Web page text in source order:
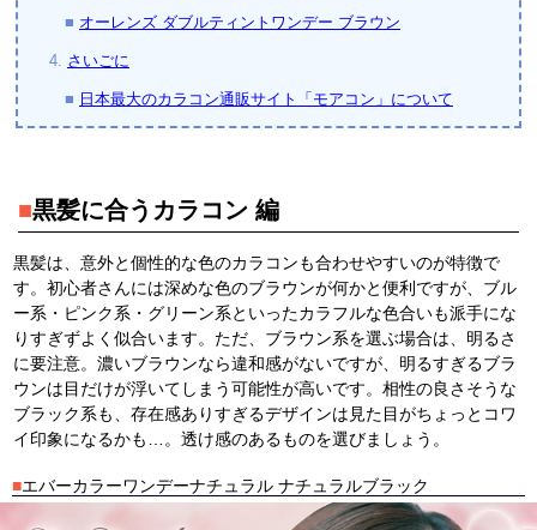
■ オーレンズ ダブルティントワンデー ブラウン
4. さいごに
■ 日本最大のカラコン通販サイト「モアコン」について
■黒髪に合うカラコン 編
黒髪は、意外と個性的な色のカラコンも合わせやすいのが特徴で
す。初心者さんには深めな色のブラウンが何かと便利ですが、ブル
ー系・ピンク系・グリーン系といったカラフルな色合いも派手にな
りすぎずよく似合います。ただ、ブラウン系を選ぶ場合は、明るさ
に要注意。濃いブラウンなら違和感がないですが、明るすぎるブラ
ウンは目だけが浮いてしまう可能性が高いです。相性の良さそうな
ブラック系も、存在感ありすぎるデザインは見た目がちょっとコワ
イ印象になるかも…。透け感のあるものを選びましょう。
■エバーカラーワンデーナチュラル ナチュラルブラック